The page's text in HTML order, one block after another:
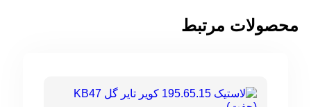
محصولات مرتبط